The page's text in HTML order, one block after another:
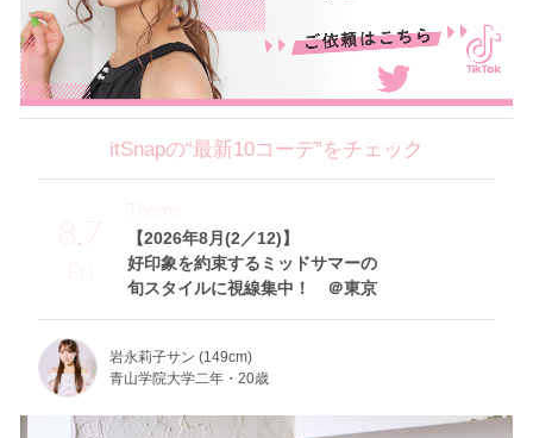
itSnapの“最新10コーデ”をチェック
8.7
Fri
【2026年8月(2／12)】
好印象を約束するミッドサマーの
旬スタイルに視線集中！ ＠東京
Theme
岩永莉子サン (149cm)
青山学院大学二年・20歳